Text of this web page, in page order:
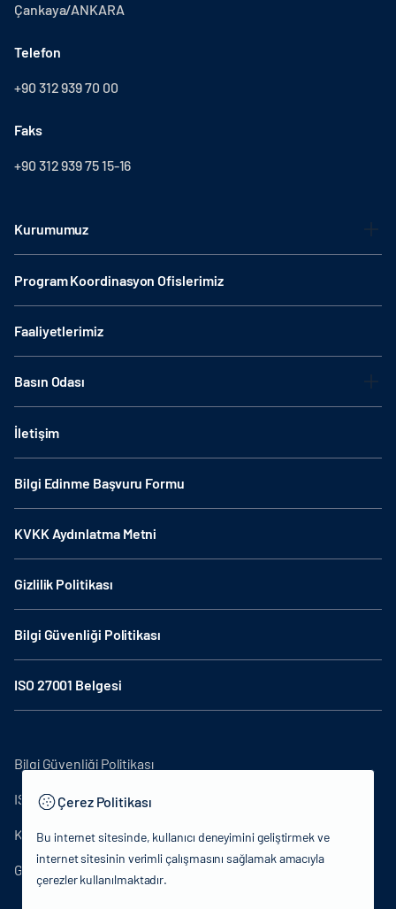
Çankaya/ANKARA
Telefon
+90 312 939 70 00
Faks
+90 312 939 75 15-16
Kurumumuz
Program Koordinasyon Ofislerimiz
Faaliyetlerimiz
Basın Odası
İletişim
Bilgi Edinme Başvuru Formu
KVKK Aydınlatma Metni
Gizlilik Politikası
Bilgi Güvenliği Politikası
ISO 27001 Belgesi
Bilgi Güvenliği Politikası
ISO27001
KVKK Aydınlatma Metni
Gizlilik Politikası
Çerez Politikası
Bu internet sitesinde, kullanıcı deneyimini geliştirmek ve
internet sitesinin verimli çalışmasını sağlamak amacıyla
çerezler kullanılmaktadır.